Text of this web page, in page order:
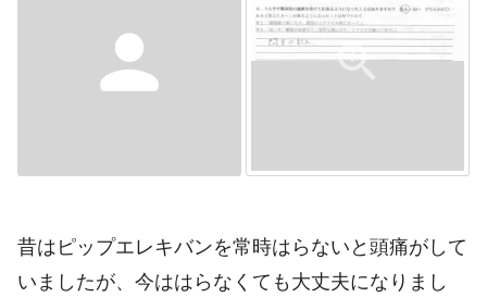
person
昔はピップエレキバンを常時はらないと頭痛がして
いましたが、今ははらなくても大丈夫になりまし